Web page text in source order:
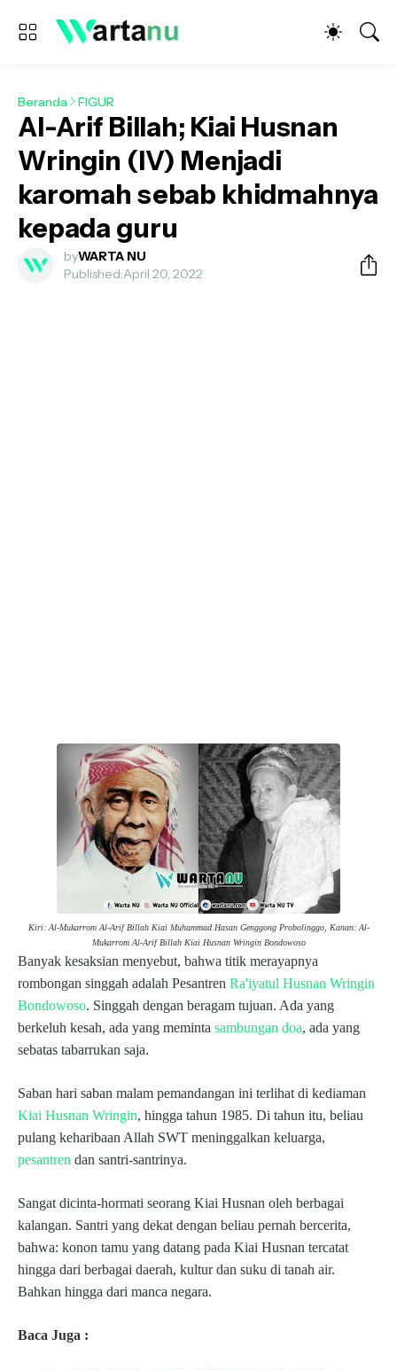
Beranda FIGUR
Al-Arif Billah; Kiai Husnan
Wringin (IV) Menjadi
karomah sebab khidmahnya
kepada guru
byWARTA NU
Published:April 20, 2022
Kiri: Al-Mukarrom Al-Arif Billah Kiai Muhammad Hasan Genggong Probolinggo, Kanan: Al-
Mukarrom Al-Arif Billah Kiai Husnan Wringin Bondowoso
Banyak kesaksian menyebut, bahwa titik merayapnya
rombongan singgah adalah Pesantren Ra'iyatul Husnan Wringin
Bondowoso. Singgah dengan beragam tujuan. Ada yang
berkeluh kesah, ada yang meminta sambungan doa, ada yang
sebatas tabarrukan saja.
Saban hari saban malam pemandangan ini terlihat di kediaman
Kiai Husnan Wringin, hingga tahun 1985. Di tahun itu, beliau
pulang keharibaan Allah SWT meninggalkan keluarga,
pesantren dan santri-santrinya.
Sangat dicinta-hormati seorang Kiai Husnan oleh berbagai
kalangan. Santri yang dekat dengan beliau pernah bercerita,
bahwa: konon tamu yang datang pada Kiai Husnan tercatat
hingga dari berbagai daerah, kultur dan suku di tanah air.
Bahkan hingga dari manca negara.
Baca Juga :